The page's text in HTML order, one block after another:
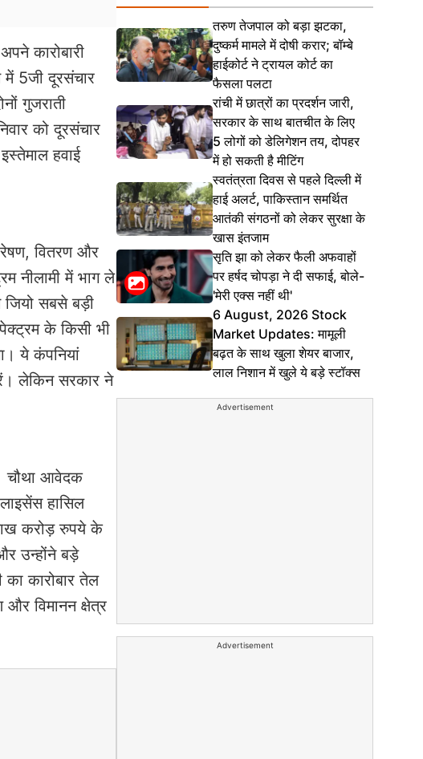
कारोबारी
5जी दूरसंचार
गुजराती
को दूरसंचार
हवाई
वितरण और
नीलामी में भाग ले
जियो सबसे बड़ी
के किसी भी
ये कंपनियां
लेकिन सरकार ने
चौथा आवेदक
हासिल
करोड़ रुपये के
उन्होंने बड़े
कारोबार तेल
विमानन क्षेत्र
तरुण तेजपाल को बड़ा झटका,
दुष्कर्म मामले में दोषी करार; बॉम्बे
हाईकोर्ट ने ट्रायल कोर्ट का
फैसला पलटा
रांची में छात्रों का प्रदर्शन जारी,
सरकार के साथ बातचीत के लिए
5 लोगों को डेलिगेशन तय, दोपहर
में हो सकती है मीटिंग
स्वतंत्रता दिवस से पहले दिल्ली में
हाई अलर्ट, पाकिस्तान समर्थित
आतंकी संगठनों को लेकर सुरक्षा के
खास इंतजाम
सृति झा को लेकर फैली अफवाहों
पर हर्षद चोपड़ा ने दी सफाई, बोले-
'मेरी एक्स नहीं थी'
6 August, 2026 Stock
Market Updates: मामूली
बढ़त के साथ खुला शेयर बाजार,
लाल निशान में खुले ये बड़े स्टॉक्स
Advertisement
Advertisement